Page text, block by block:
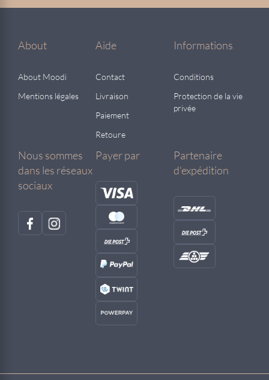
About
About Moodi
Mentions légales
Aide
Contact
Livraison
Paiement
Retoure
Informations
Conditions
Protection de la vie
privée
Nous sommes
dans les réseaux
sociaux
Payer par
Partenaire
d'expédition